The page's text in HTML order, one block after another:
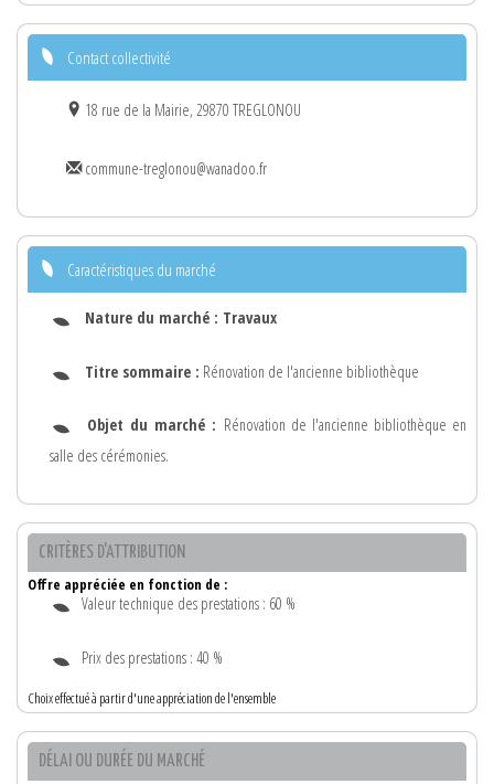
Contact collectivité
18 rue de la Mairie, 29870 TREGLONOU
commune-treglonou@wanadoo.fr
Caractéristiques du marché
Nature du marché : Travaux
Titre sommaire : Rénovation de l'ancienne bibliothèque
Objet du marché : Rénovation de l'ancienne bibliothèque en
salle des cérémonies.
CRITÈRES D'ATTRIBUTION
Offre appréciée en fonction de :
Valeur technique des prestations : 60 %
Prix des prestations : 40 %
Choix effectué à partir d'une appréciation de l'ensemble
DÉLAI OU DURÉE DU MARCHÉ